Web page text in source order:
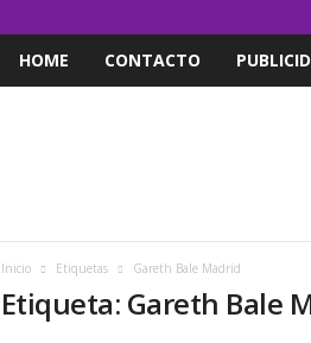
HOME CONTACTO
Inicio Etiquetas Gareth Bale Madrid
Etiqueta: Gareth Bale